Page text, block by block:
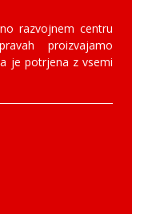
razvojnem centru
proizvajamo
je potrjena z vsemi